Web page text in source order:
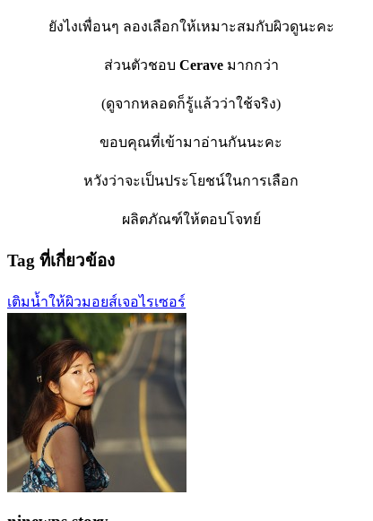
ยังไงเพื่อนๆ ลองเลือกให้เหมาะสมกับผิวดูนะคะ
ส่วนตัวชอบ Ceraveมากกว่า
(ดูจากหลอดก็รู้แล้วว่าใช้จริง)
ขอบคุณที่เข้ามาอ่านกันนะคะ
หวังว่าจะเป็นประโยชน์ในการเลือก
ผลิตภัณฑ์ให้ตอบโจทย์
Tag ที่เกี่ยวข้อง
เติมน้ำให้ผิวมอยส์เจอไรเซอร์